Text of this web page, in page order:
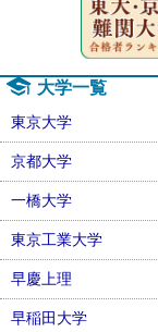
大学一覧
東京大学
京都大学
一橋大学
東京工業大学
早慶上理
早稲田大学